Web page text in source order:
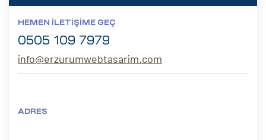
HEMEN İLETIŞIME GEÇ
0505 109 7979
info@erzurumwebtasarim.com
ADRES